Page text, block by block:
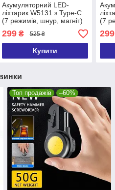
Акумуляторний LED-
ліхтарик W5131 з Type-C
(7 режимів, шнур, магніт)
299₴ 525 ₴
Купити
(7
299
Топ продажів –60%